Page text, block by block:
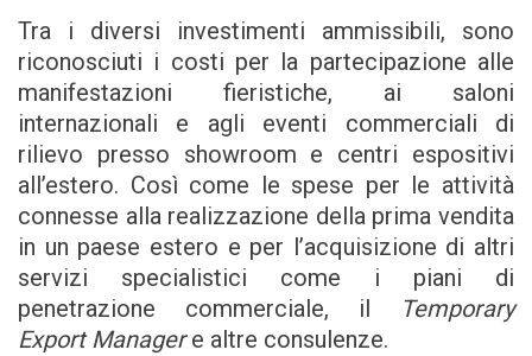
Tra i diversi investimenti ammissibili, sono
riconosciuti i costi per la partecipazione alle
manifestazioni fieristiche, ai saloni
internazionali e agli eventi commerciali di
rilievo presso showroom e centri espositivi
all’estero. Così come le spese per le attività
connesse alla realizzazione della prima vendita
in un paese estero e per l’acquisizione di altri
servizi specialistici come i piani di
penetrazione commerciale, il
Temporary
Export Managere altre consulenze.